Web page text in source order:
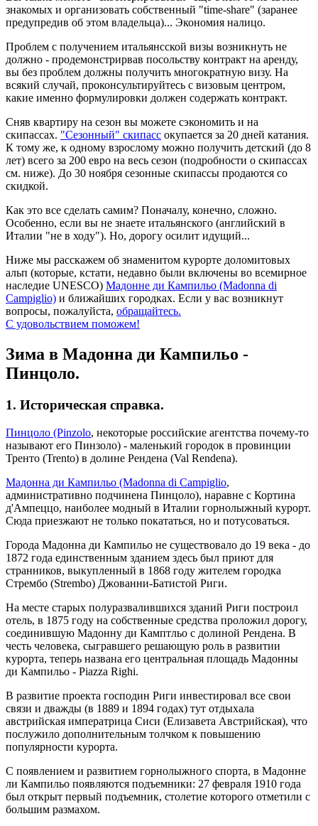
знакомых и организовать собственный "time-share" (заранее
предупредив об этом владельца)... Экономия налицо.
Проблем с получением итальянсской визы возникнуть не
должно - продемонстрирвав посольству контракт на аренду,
вы без проблем должны получить многократную визу. На
всякий случай, проконсультируйтесь с визовым центром,
какие именно формулировки должен содержать контракт.
Сняв квартиру на сезон вы можете сэкономить и на
скипассах. "Сезонный" скипасс окупается за 20 дней катания.
К тому же, к одному взрослому можно получить детский (до 8
лет) всего за 200 евро на весь сезон (подробности о скипассах
см. ниже). До 30 ноября сезонные скипассы продаются со
скидкой.
Как это все сделать самим? Поначалу, конечно, сложно.
Особенно, если вы не знаете итальянского (английский в
Италии "не в ходу"). Но, дорогу осилит идущий...
Ниже мы расскажем об знаменитом курорте доломитовых
альп (которые, кстати, недавно были включены во всемирное
наследие UNESCO) Мадонне ди Кампильо (Madonna di
Campiglio) и ближайших городках. Если у вас возникнут
вопросы, пожалуйста, обращайтесь.
С удовольствием поможем!
Зима в Мадонна ди Кампильо -
Пинцоло.
1. Историческая справка.
Пинцоло (Pinzolo, некоторые российские агентства почему-то
называют его Пинзоло) - маленький городок в провинции
Тренто (Trento) в долине Рендена (Val Rendena).
Мадонна ди Кампильо (Madonna di Campiglio,
административно подчинена Пинцоло), наравне с Кортина
д'Ампеццо, наиболее модный в Италии горнолыжный курорт.
Сюда приезжают не только покататься, но и потусоваться.
Города Мадонна ди Кампильо не существовало до 19 века - до
1872 года единственным зданием здесь был приют для
странников, выкупленный в 1868 году жителем городка
Стрембо (Strembo) Джованни-Батистой Риги.
На месте старых полуразвалившихся зданий Риги построил
отель, в 1875 году на собственные средства проложил дорогу,
соединившую Мадонну ди Камптльо с долиной Рендена. В
честь человека, сыгравшего решающую роль в развитии
курорта, теперь названа его центральная площадь Мадонны
ди Кампильо - Piazza Righi.
В развитие проекта господин Риги инвестировал все свои
связи и дважды (в 1889 и 1894 годах) тут отдыхала
австрийская императрица Сиси (Елизавета Австрийская), что
послужило дополнительным толчком к повышению
популярности курорта.
С появлением и развитием горнолыжного спорта, в Мадонне
ли Кампильо появляются подъемники: 27 февраля 1910 года
был открыт первый подъемник, столетие которого отметили с
большим размахом.